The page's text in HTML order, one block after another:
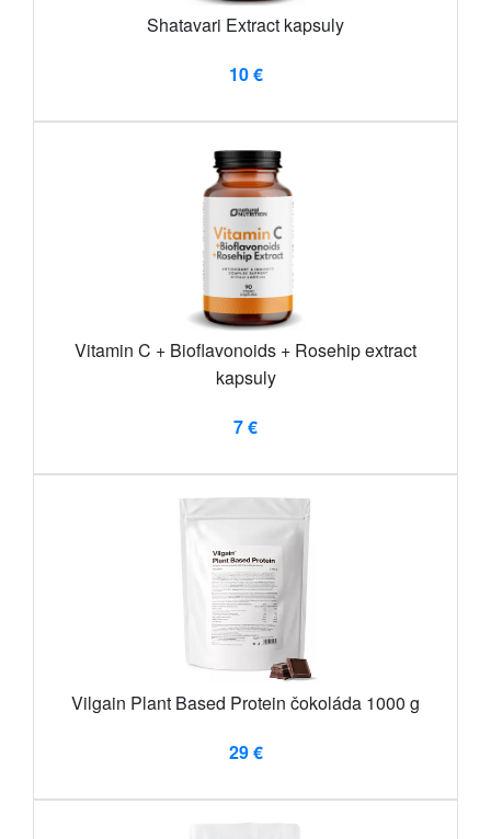
Shatavari Extract kapsuly
10 €
Vitamin C + Bioflavonoids + Rosehip extract
kapsuly
7 €
Vilgain Plant Based Protein čokoláda 1000 g
29 €